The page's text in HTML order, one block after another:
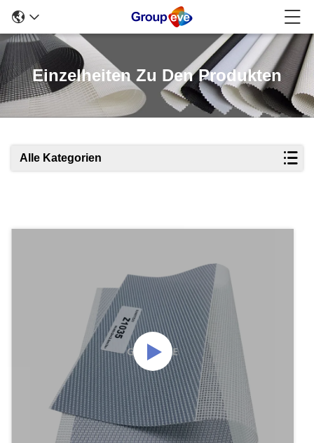
Einzelheiten Zu Den Produkten
Alle Kategorien